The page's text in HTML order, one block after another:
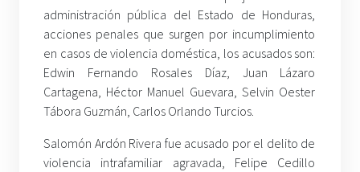
administración pública del Estado de Honduras,
acciones penales que surgen por incumplimiento
en casos de violencia doméstica, los acusados son:
Edwin Fernando Rosales Díaz, Juan Lázaro
Cartagena, Héctor Manuel Guevara, Selvin Oester
Tábora Guzmán, Carlos Orlando Turcios.
Salomón Ardón Rivera fue acusado por el delito de
violencia intrafamiliar agravada, Felipe Cedillo